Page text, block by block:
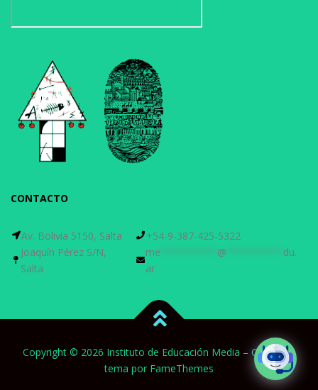
CONTACTO
Av. Bolivia 5150, Salta
Joaquín Pérez S/N,
Salta
+54-9-387-425-5322
me
@
du.
ar
Copyright © 2026 Instituto de Educación Media – OnePress
tema por FameThemes